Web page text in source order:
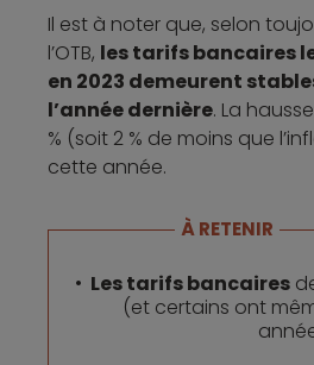
Il est à noter que, selon
l’OTB, les tarifs bancaires
en 2023 demeurent
l’année dernière. La
% (soit 2 % de moins que
cette année.
À RETENIR
Les tarifs bancaires
(et certains ont